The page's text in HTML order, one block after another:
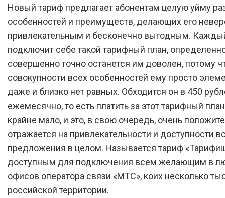
Новый тариф предлагает абонентам целую уйму
особенностей и преимуществ, делающих его
привлекательным и бесконечно выгодным.
подключит себе такой тарифный план,
совершенно точно останется им доволен, потому
совокупности всех особенностей ему просто
даже и близко нет равных. Обходится он в 450
ежемесячно, то есть платить за этот тарифный
крайне мало, и это, в свою очередь, очень
отражается на привлекательности и доступности
предложения в целом. Называется тариф
доступным для подключения всем желающим в
офисов оператора связи «МТС», коих несколько
российской территории.